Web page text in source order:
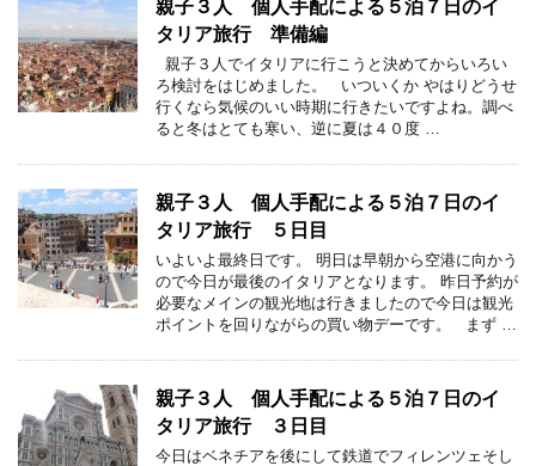
親子３人 個人手配による５泊７日のイ
タリア旅行 準備編
親子３人でイタリアに行こうと決めてからいろい
ろ検討をはじめました。 いついくか やはりどうせ
行くなら気候のいい時期に行きたいですよね。調べ
ると冬はとても寒い、逆に夏は４０度 …
親子３人 個人手配による５泊７日のイ
タリア旅行 ５日目
いよいよ最終日です。 明日は早朝から空港に向かう
ので今日が最後のイタリアとなります。 昨日予約が
必要なメインの観光地は行きましたので今日は観光
ポイントを回りながらの買い物デーです。 まず …
親子３人 個人手配による５泊７日のイ
タリア旅行 ３日目
今日はベネチアを後にして鉄道でフィレンツェそし